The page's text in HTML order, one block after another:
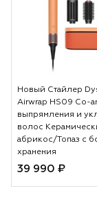
Новый Стайлер
Airwrap HS09 Co-
выпрямления и
волос
абрикос/Топаз с
хранения
39 990 ₽